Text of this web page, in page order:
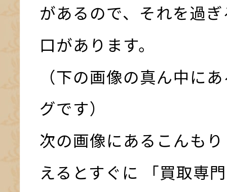
があるので、それを過
口があります。
（下の画像の真ん中に
グです）
次の画像にあるこんも
えるとすぐに 「買取専